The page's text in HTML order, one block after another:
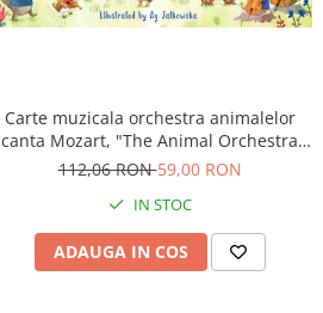
Carte muzicala orchestra animalelor
canta Mozart, "The Animal Orchestra
Plays Mozart", cartonata, Usborne
112,06 RON59,00 RON
IN STOC
ADAUGA IN COS